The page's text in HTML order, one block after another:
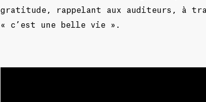
gratitude, rappelant aux auditeurs, à
« c’est une belle vie ».